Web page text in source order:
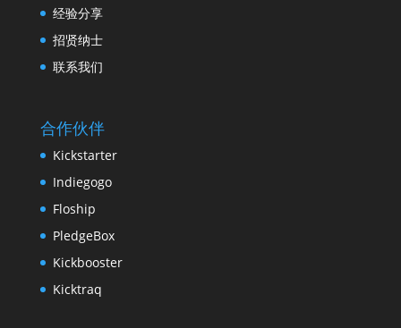
经验分享
招贤纳士
联系我们
合作伙伴
Kickstarter
Indiegogo
Floship
PledgeBox
Kickbooster
Kicktraq